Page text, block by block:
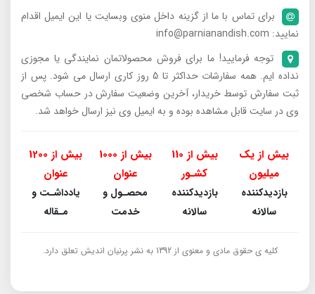
برای تماس با ما از گزینه داخل منوی وبسایت یا این ایمیل اقدام
نمایید: info@parnianandish.com
توجه فرمایید! ما برای فروش محصولاتمان نمایندگی یا مجوزی
نداده ایم. همه سفارشات حداکثر تا 5 روز کاری ارسال می شود. پس از
ثبت سفارش توسط خریدار، آخرین وضعیت سفارش در حساب شخصی
وی در سایت قابل مشاهده بوده و به ایمیل وی نیز ارسال خواهد شد.
بیش از یک
میلیون
بازدیدکننده
سالانه
بیش از 110
کشـور
بازدیدکننده
سالانه
بیش از 1000
عنوان
محصـول و
خدمت
بیش از 1200
عنوان
یادداشـت و
مـقاله
کلیه ی حقوق مادی و معنوی از 1392 به نشر پرنیان اندیش تعلق دارد.